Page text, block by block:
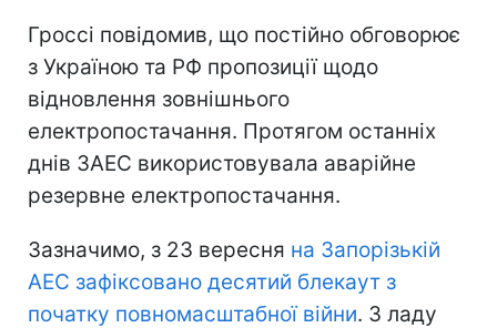
Гроссі повідомив, що постійно обговорює
з Україною та РФ пропозиції щодо
відновлення зовнішнього
електропостачання. Протягом останніх
днів ЗАЕС використовувала аварійне
резервне електропостачання.
Зазначимо, з 23 вересня на Запорізькій
АЕС зафіксовано десятий блекаут з
початку повномасштабної війни. З ладу